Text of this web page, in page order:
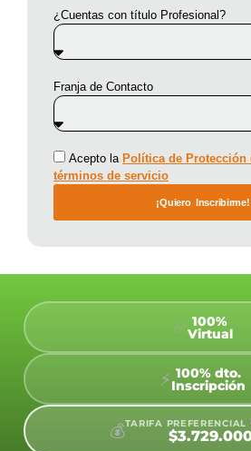
¿Cuentas con título Profesional?
Franja de Contacto
Acepto la Política de Protección
términos de servicio
¡Quiero Inscribirme!
✅ 100%
Virtual
⚡ 100% dto.
Inscripción
💰TARIFA PREFERENCIAL